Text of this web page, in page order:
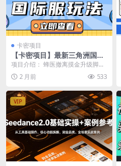
卡密项目
【卡密项目】最新三角洲国际
服全自动跑刀捞金挂机项目，
机脚本+使用教程】
项目介绍： 蜂医撤离摸金升级脚
本，三角洲行动市面上最顶级的脚
本，ai跑刀，会自动...
2 月前 533
VIP